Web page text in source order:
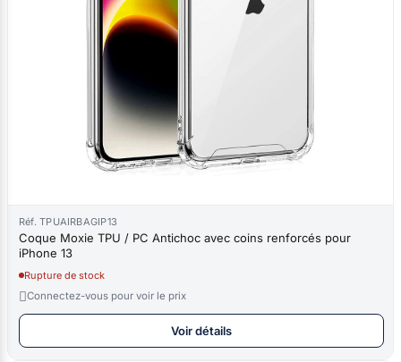
Réf. TPUAIRBAGIP13
Coque Moxie TPU / PC Antichoc avec coins renforcés pour
iPhone 13
Rupture de stock
Connectez-vous pour voir le prix
Voir détails